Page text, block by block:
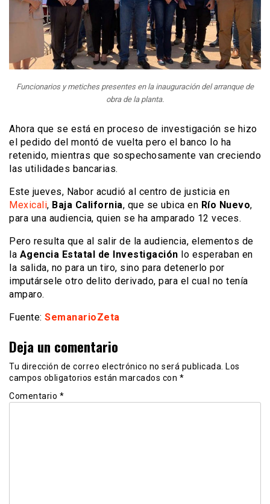
Funcionarios y metiches presentes en la inauguración del arranque de
obra de la planta.
Ahora que se está en proceso de investigación se hizo
el pedido del montó de vuelta pero el banco lo ha
retenido, mientras que sospechosamente van creciendo
las utilidades bancarias.
Este jueves, Nabor acudió al centro de justicia en
Mexicali, Baja California, que se ubica en Río Nuevo,
para una audiencia, quien se ha amparado 12 veces.
Pero resulta que al salir de la audiencia, elementos de
la Agencia Estatal de Investigación lo esperaban en
la salida, no para un tiro, sino para detenerlo por
imputársele otro delito derivado, para el cual no tenía
amparo.
Fuente: SemanarioZeta
Deja un comentario
Tu dirección de correo electrónico no será publicada.
Los
campos obligatorios están marcados con *
Comentario *